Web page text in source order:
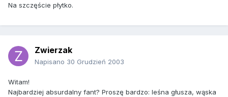
Na szczęście płytko.
Zwierzak
Napisano 30 Grudzień 2003
Witam!
Najbardziej absurdalny fant? Proszę bardzo: leśna głusza, wąska